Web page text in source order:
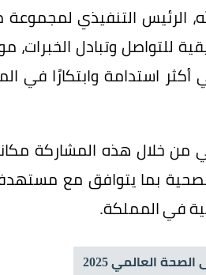
الرئيس التنفيذي
وتبادل الخبرات،
استدامة وابتكارًا في
من خلال هذه المشاركة
في المملكة.
العالمي 2025